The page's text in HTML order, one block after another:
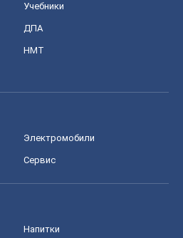
Учебники
ДПА
НМТ
Электромобили
Сервис
Напитки